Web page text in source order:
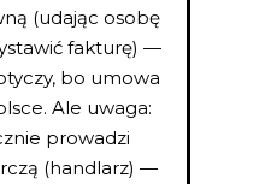
(udając osobę
fakturę) —
bo umowa
Ale uwaga:
prowadzi
(handlarz) —